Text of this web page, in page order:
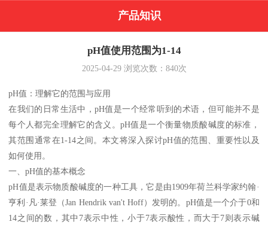
产品知识
pH值使用范围为1-14
2025-04-29浏览次数： 840次
pH值：理解它的范围与应用
在我们的日常生活中，pH值是一个经常听到的术语，但可能并不是
每个人都完全理解它的含义。pH值是一个衡量物质酸碱度的标准，
其范围通常在1-14之间。本文将深入探讨pH值的范围、重要性以及
如何使用。
一、pH值的基本概念
pH值是表示物质酸碱度的一种工具，它是由1909年荷兰科学家约翰·
亨利·凡·莱登（Jan Hendrik van't Hoff）发明的。pH值是一个介于0和
14之间的数，其中7表示中性，小于7表示酸性，而大于7则表示碱